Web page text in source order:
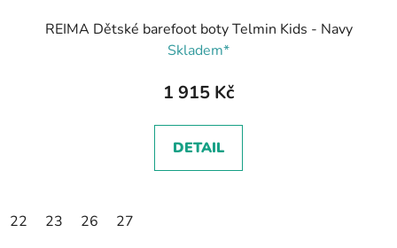
REIMA Dětské barefoot boty Telmin Kids - Navy
Skladem*
1 915 Kč
DETAIL
22 23 26 27